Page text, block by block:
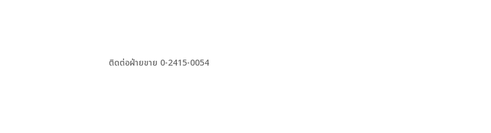
ติดต่อฝ่ายขาย 0-2415-0054